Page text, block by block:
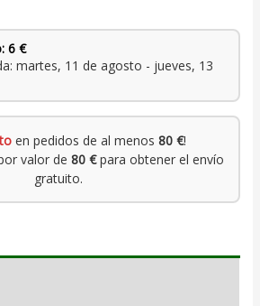
6 €
martes, 11 de agosto - jueves, 13
en pedidos de al menos 80 €!
valor de 80 €para obtener el envío
gratuito.